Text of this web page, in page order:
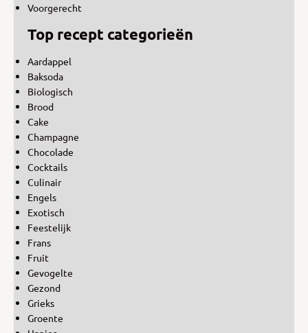
Voorgerecht
Top recept categorieën
Aardappel
Baksoda
Biologisch
Brood
Cake
Champagne
Chocolade
Cocktails
Culinair
Engels
Exotisch
Feestelijk
Frans
Fruit
Gevogelte
Gezond
Grieks
Groente